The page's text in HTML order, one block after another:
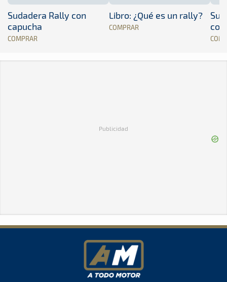
Sudadera Rally con
capucha
COMPRAR
Libro: ¿Qué es un rally?
COMPRAR
Publicidad